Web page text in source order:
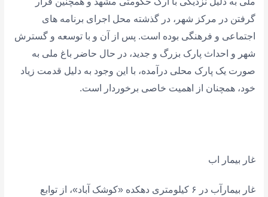
گرفتن در مرکز شهر، در گذشته محل اجرای برنامه های
اجتماعی و فرهنگی بوده است. پس از آن و با توسعه و گسترش
شهر و احداث پارک بزرگ و جدید، در حال حاضر باغ ملی به
صورت یک پارک محلی درآمده، با این وجود به دلیل قدمت زیاد
خود، همچنان از اهمیت خاصی برخوردار است.
غار بیمار اب
غار بیمارآب در ۶ کیلومتری دهکده «کوشک آباد»، از توابع